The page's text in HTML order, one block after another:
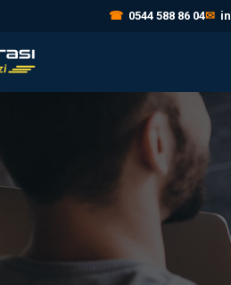
☎ 0544 588 86 04✉